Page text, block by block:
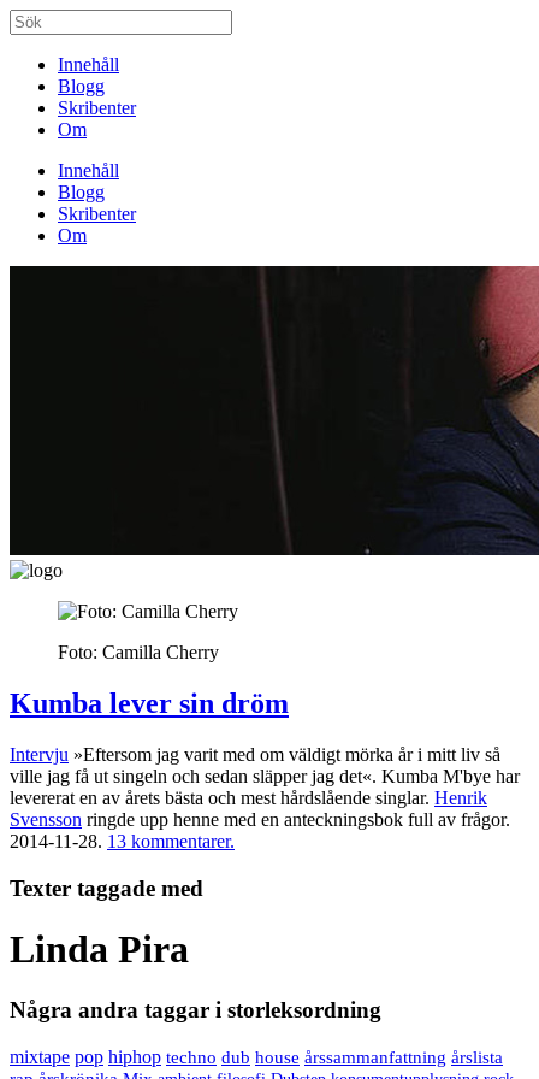
Innehåll
Blogg
Skribenter
Om
Innehåll
Blogg
Skribenter
Om
Foto: Camilla Cherry
Kumba lever sin dröm
Intervju »Eftersom jag varit med om väldigt mörka år i mitt liv så
ville jag få ut singeln och sedan släpper jag det«. Kumba M'bye har
levererat en av årets bästa och mest hårdslående singlar. Henrik
Svensson ringde upp henne med en anteckningsbok full av frågor.
2014-11-28. 13 kommentarer.
Texter taggade med
Linda Pira
Några andra taggar i storleksordning
mixtape pop hiphop techno dub house årssammanfattning årslista